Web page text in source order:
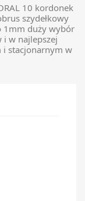
10 kordonek
szydełkowy
1mm duży wybór
w najlepszej
i stacjonarnym w